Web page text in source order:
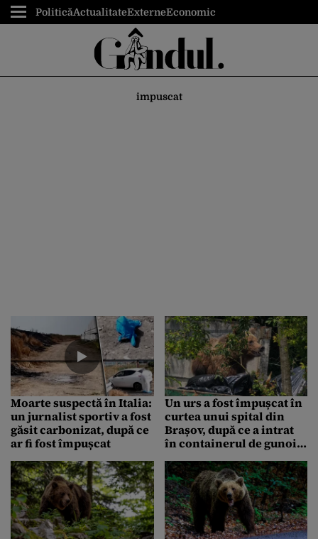
PoliticăActualitateExterneEconomic
impuscat
Moarte suspectă în Italia:
un jurnalist sportiv a fost
găsit carbonizat, după ce
ar fi fost împușcat
Un urs a fost împușcat în
curtea unui spital din
Brașov, după ce a intrat
în containerul de gunoi.
semnalele acustice și
luminoase